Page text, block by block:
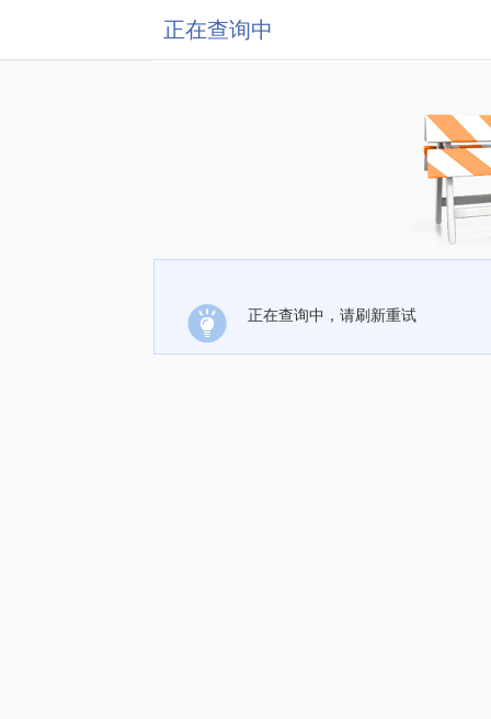
正在查询中
正在查询中，请刷新重试